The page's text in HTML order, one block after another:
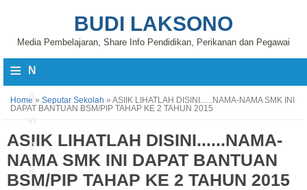
BUDI LAKSONO
Media Pembelajaran, Share Info Pendidikan, Perikanan dan Pegawai
≡ N
vi
g
a
Home » Seputar Sekolah » ASIIK LIHATLAH DISINI......NAMA-NAMA SMK INI
DAPAT BANTUAN BSM/PIP TAHAP KE 2 TAHUN 2015
ASIIK LIHATLAH DISINI......NAMA-
NAMA SMK INI DAPAT BANTUAN
BSM/PIP TAHAP KE 2 TAHUN 2015